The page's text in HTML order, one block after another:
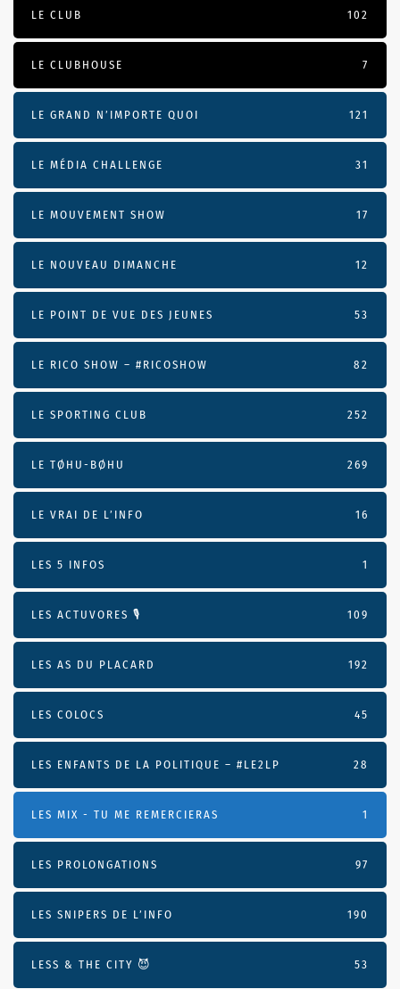
LE CLUB 102
LE CLUBHOUSE 7
LE GRAND N’IMPORTE QUOI 121
LE MÉDIA CHALLENGE 31
LE MOUVEMENT SHOW 17
LE NOUVEAU DIMANCHE 12
LE POINT DE VUE DES JEUNES 53
LE RICO SHOW – #RICOSHOW 82
LE SPORTING CLUB 252
LE TØHU-BØHU 269
LE VRAI DE L’INFO 16
LES 5 INFOS 1
LES ACTUVORES 🎙 109
LES AS DU PLACARD 192
LES COLOCS 45
LES ENFANTS DE LA POLITIQUE – #LE2LP 28
LES MIX - TU ME REMERCIERAS 1
LES PROLONGATIONS 97
LES SNIPERS DE L’INFO 190
LESS & THE CITY 😈 53